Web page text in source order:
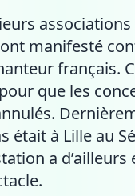
manifesté
français.
que les
était à Lille au
a d’ailleurs